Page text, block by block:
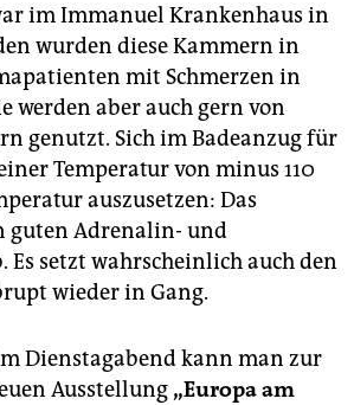
im Immanuel Krankenhaus in
wurden diese Kammern in
mit Schmerzen in
werden aber auch gern von
genutzt. Sich im Badeanzug für
Temperatur von minus 110
auszusetzen: Das
guten Adrenalin- und
Es setzt wahrscheinlich auch den
wieder in Gang.
Dienstagabend kann man zur
Ausstellung „Europa am